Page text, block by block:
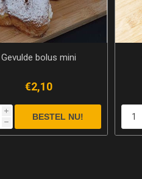
Gevulde bolus mini
€2,10
i
h